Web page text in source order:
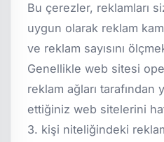
Bu çerezler, reklamları
uygun olarak reklam
ve reklam sayısını
Genellikle web sitesi
reklam ağları
ettiğiniz web sitelerini
3. kişi niteliğindeki